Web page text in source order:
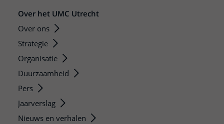
Over het UMC Utrecht
Over ons
Strategie
Organisatie
Duurzaamheid
Pers
Jaarverslag
Nieuws en verhalen